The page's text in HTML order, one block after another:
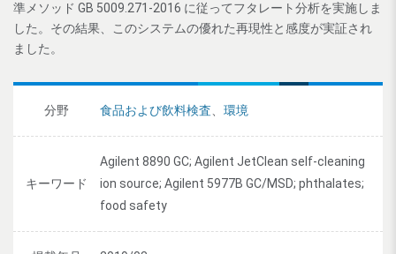
準メソッド GB 5009.271-2016 に従ってフタレート分析を実施しま
した。その結果、このシステムの優れた再現性と感度が実証され
ました。
分野 食品および飲料検査 環境
キーワード
Agilent 8890 GC; Agilent JetClean self-cleaning
ion source; Agilent 5977B GC/MSD; phthalates;
food safety